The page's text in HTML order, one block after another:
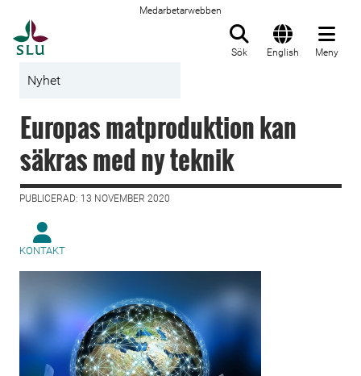
Medarbetarwebben
Sök English Meny
Nyhet
Europas matproduktion kan
säkras med ny teknik
PUBLICERAD: 13 NOVEMBER 2020
KONTAKT